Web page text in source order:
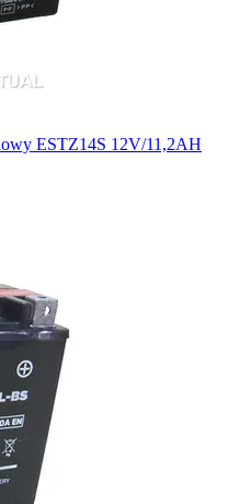
ESTZ14S 12V/11,2AH